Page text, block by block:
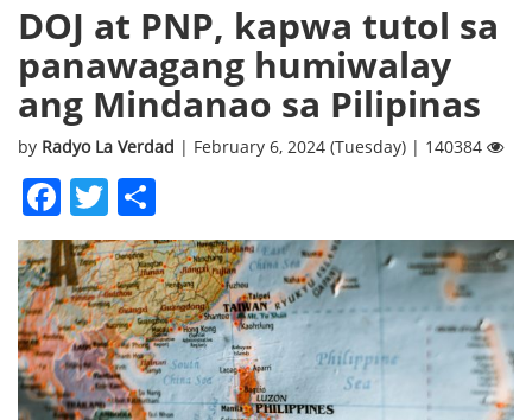
DOJ at PNP, kapwa tutol sa
panawagang humiwalay
ang Mindanao sa Pilipinas
by Radyo La Verdad | February 6, 2024 (Tuesday) | 140384
Facebook
Twitter